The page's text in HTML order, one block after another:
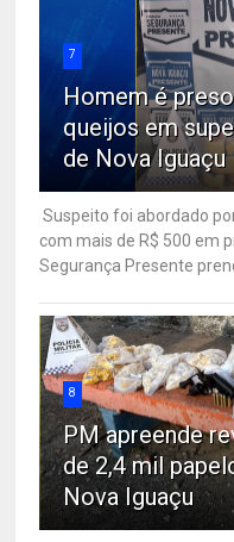
7
Homem é
queijos em
de Nova Iguaçu
Suspeito foi abordado
com mais de R$ 500 em
Segurança Presente
8
PM apreende
de 2,4 mil
Nova Iguaçu